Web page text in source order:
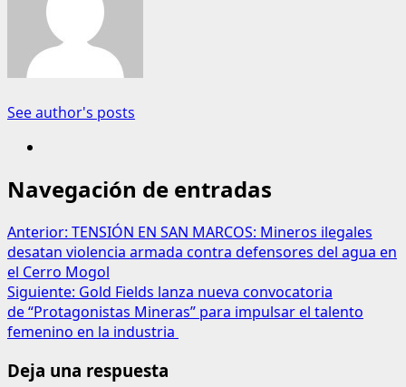
See author's posts
Navegación de entradas
Anterior: TENSIÓN EN SAN MARCOS: Mineros ilegales
desatan violencia armada contra defensores del agua en
el Cerro Mogol
Siguiente: Gold Fields lanza nueva convocatoria
de “Protagonistas Mineras” para impulsar el talento
femenino en la industria
Deja una respuesta